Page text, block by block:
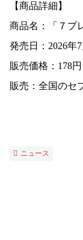
【商品詳細】
商品名：「７プ
発売日：2026年
販売価格：178円
販売：全国のセ
ニュース